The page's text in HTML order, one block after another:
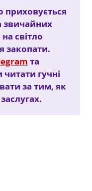
приховується
звичайних
світло
закопати.
та
гучні
за тим, як